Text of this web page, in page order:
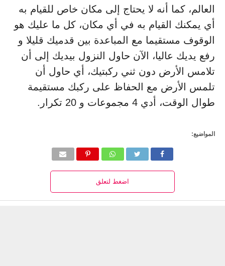
العالم، كما أنه لا يحتاج إلى مكان خاص للقيام به
أي يمكنك القيام به في أي مكان، كل ما عليك هو
الوقوف مستقيما مع المباعدة بين قدميك قليلا و
رفع يديك عاليا، الآن حاول النزول بيديك إلى أن
تلامس الأرض دون ثني ركبتيك، أي حاول أن
تلمس الأرض مع الحفاظ على ركبك مستقيمة
طوال الوقت، أدي 4 مجموعات و 20 تكرار.
المواضيع:
اضغط لتعلق